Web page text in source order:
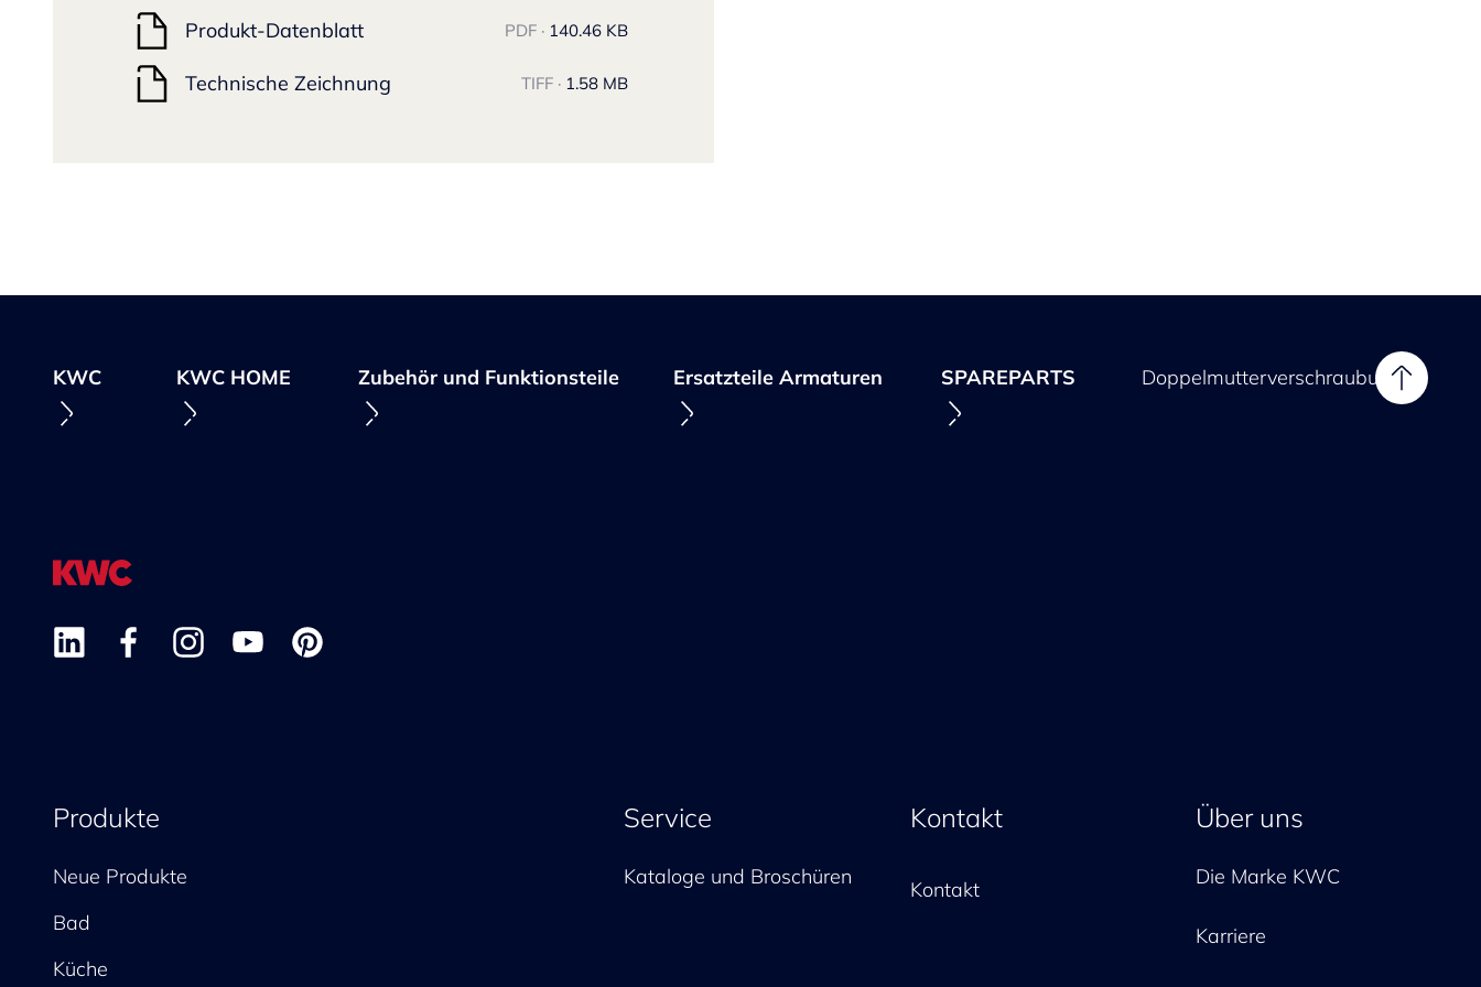
Produkt-Datenblatt PDF · 140.46 KB
Technische Zeichnung TIFF · 1.58 MB
KWC KWC HOME Zubehör und Funktionsteile Ersatzteile Armaturen SPAREPARTS Doppelmutterverschraubung
Produkte
Neue Produkte
Bad
Küche
Service
Kataloge und Broschüren
Kontakt
Kontakt
Über uns
Die Marke KWC
Karriere